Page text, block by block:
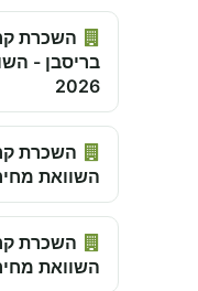
בריסבן -
2026
השוואת
השוואת